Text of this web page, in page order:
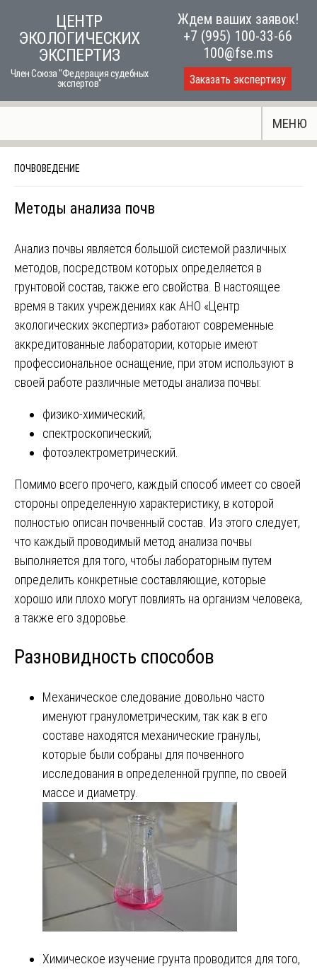
content
ЦЕНТР
ЭКОЛОГИЧЕСКИХ
ЭКСПЕРТИЗ
Член Союза "Федерация судебных
экспертов"
Ждем ваших заявок!
+7 (995) 100-33-66
100@fse.ms
Заказать экспертизу
МЕНЮ
ПОЧВОВЕДЕНИЕ
Методы анализа почв
Анализ почвы является большой системой различных
методов, посредством которых определяется в
грунтовой состав, также его свойства. В настоящее
время в таких учреждениях как АНО «Центр
экологических экспертиз» работают современные
аккредитованные лаборатории, которые имеют
профессиональное оснащение, при этом используют в
своей работе различные методы анализа почвы:
физико-химический;
спектроскопический;
фотоэлектрометрический.
Помимо всего прочего, каждый способ имеет со своей
стороны определенную характеристику, в которой
полностью описан почвенный состав. Из этого следует,
что каждый проводимый метод анализа почвы
выполняется для того, чтобы лабораторным путем
определить конкретные составляющие, которые
хорошо или плохо могут повлиять на организм человека,
а также его здоровье.
Разновидность способов
Механическое следование довольно часто
именуют гранулометрическим, так как в его
составе находятся механические гранулы,
которые были собраны для почвенного
исследования в определенной группе, по своей
массе и диаметру.
Химическое изучение грунта проводится для того,